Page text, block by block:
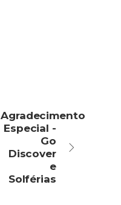
Agradecimento
Especial -
Go
Discover
e
Solférias